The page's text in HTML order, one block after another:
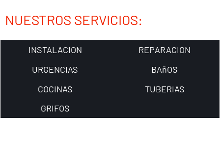
NUESTROS SERVICIOS:
INSTALACION
REPARACION
URGENCIAS
BAñOS
COCINAS
TUBERIAS
GRIFOS